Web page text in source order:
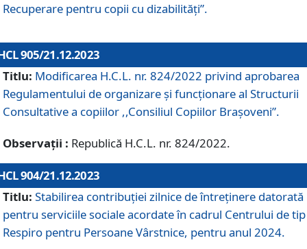
Recuperare pentru copii cu dizabilități”.
905/21.12.2023
Titlu: Modificarea H.C.L. nr. 824/2022 privind aprobarea
Regulamentului de organizare şi funcţionare al Structurii
Consultative a copiilor ,,Consiliul Copiilor Braşoveni”.
Observații : Republică H.C.L. nr. 824/2022.
904/21.12.2023
Titlu: Stabilirea contribuţiei zilnice de întreținere datorată
pentru serviciile sociale acordate în cadrul Centrului de tip
Respiro pentru Persoane Vârstnice, pentru anul 2024.